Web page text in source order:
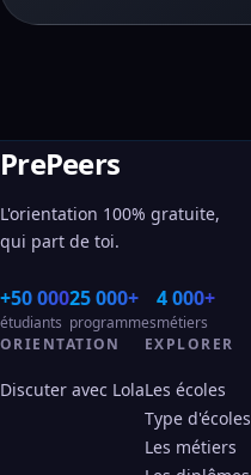
PrePeers
L'orientation 100% gratuite,
qui part de toi.
+50 000
étudiants
25 000+
programmes
4 000+
métiers
ORIENTATION
Discuter avec Lola
EXPLORER
Les écoles
Type d'écoles
Les métiers